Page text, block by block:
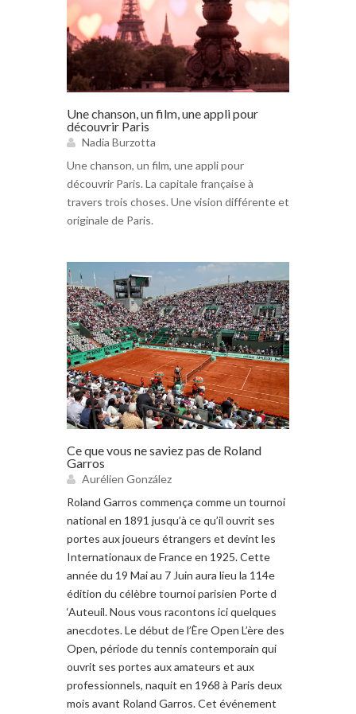
Une chanson, un film, une appli pour
découvrir Paris
Nadia Burzotta
Une chanson, un film, une appli pour
découvrir Paris. La capitale française à
travers trois choses. Une vision différente et
originale de Paris.
Ce que vous ne saviez pas de Roland
Garros
Aurélien González
Roland Garros commença comme un tournoi
national en 1891 jusqu’à ce qu’il ouvrit ses
portes aux joueurs étrangers et devint les
Internationaux de France en 1925. Cette
année du 19 Mai au 7 Juin aura lieu la 114e
édition du célèbre tournoi parisien Porte d
‘Auteuil. Nous vous racontons ici quelques
anecdotes. Le début de l’Ère Open L’ère des
Open, période du tennis contemporain qui
ouvrit ses portes aux amateurs et aux
professionnels, naquit en 1968 à Paris deux
mois avant Roland Garros. Cet événement